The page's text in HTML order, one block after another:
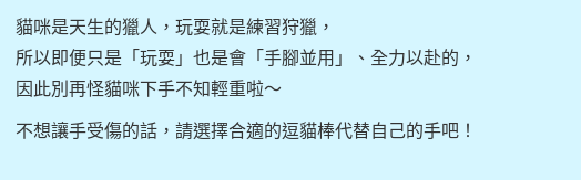
貓咪是天生的獵人，玩耍就是練習狩獵，
所以即便只是「玩耍」也是會「手腳並用」、全力以赴的，
因此別再怪貓咪下手不知輕重啦～
不想讓手受傷的話，請選擇合適的逗貓棒代替自己的手吧！